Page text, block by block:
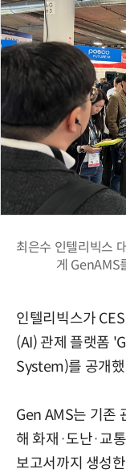
최은수 인텔리빅스
게 GenAMS
인텔리빅스가
(AI) 관제 플랫폼
System)를 공개
Gen AMS는 기존
해 화재·도난·교
보고서까지 생성